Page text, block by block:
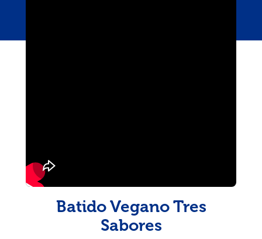
Batido Vegano Tres
Sabores